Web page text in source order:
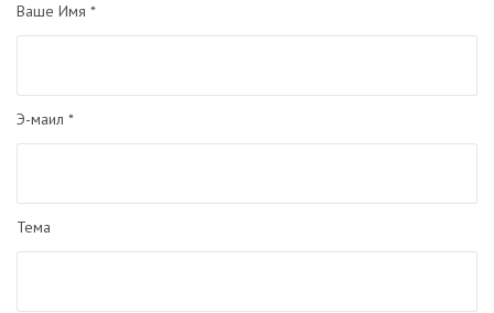
Ваше Имя *
Э-маил *
Тема